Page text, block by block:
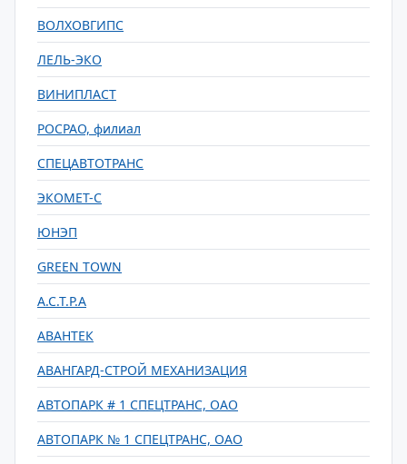
ВОЛХОВГИПС
ЛЕЛЬ-ЭКО
ВИНИПЛАСТ
РОСРАО, филиал
СПЕЦАВТОТРАНС
ЭКОМЕТ-С
ЮНЭП
GREEN TOWN
А.С.Т.Р.А
АВАНТЕК
АВАНГАРД-СТРОЙ МЕХАНИЗАЦИЯ
АВТОПАРК # 1 СПЕЦТРАНС, ОАО
АВТОПАРК № 1 СПЕЦТРАНС, ОАО